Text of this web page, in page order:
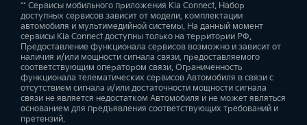
** Сервисы мобильного приложения Kia Connect. Набор
доступных сервисов зависит от модели, комплектации
автомобиля и мультимедийной системы. На данный момент
сервисы Kia Connect доступны только на территории РФ.
Предоставление функционала сервисов возможно и зависит от
наличия и/или мощности сигнала связи, предоставляемого
соответствующим оператором связи. Ограниченность
функционала телематических сервисов Автомобиля в связи с
отсутствием сигнала и/или достаточности мощности сигнала
связи не является недостатком Автомобиля и не может являться
основанием для предъявления соответствующих требований и
претензий.